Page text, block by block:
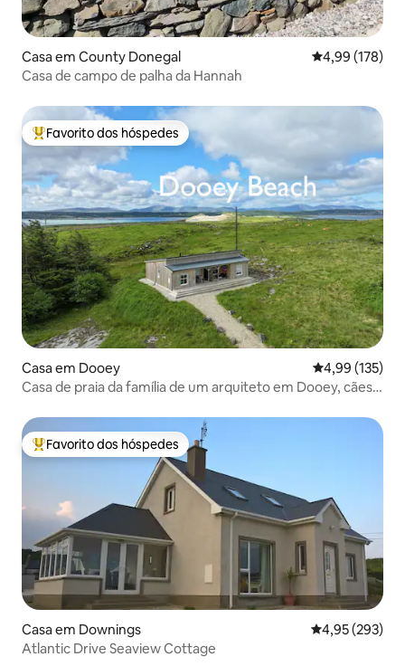
Casa em County Donegal Classificação
4,99 (178)
Casa de campo de palha da Hannah
Favoritos dos hóspedes mais apreciados
Favorito dos hóspedes
Casa em Dooey Classificação
4,99 (135)
Casa de praia da família de um arquiteto em Dooey, cães
Favoritos dos hóspedes mais apreciados
Favorito dos hóspedes
Casa em Downings Classificação
4,95 (293)
Atlantic Drive Seaview Cottage